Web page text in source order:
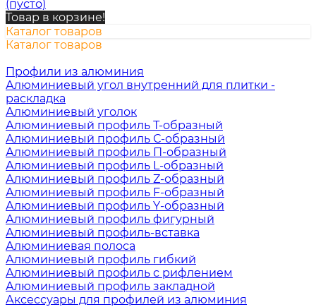
(пусто)
Товар в корзине!
Каталог товаров
Каталог товаров
Профили из алюминия
Алюминиевый угол внутренний для плитки -
раскладка
Алюминиевый уголок
Алюминиевый профиль Т-образный
Алюминиевый профиль С-образный
Алюминиевый профиль П-образный
Алюминиевый профиль L-образный
Алюминиевый профиль Z-образный
Алюминиевый профиль F-образный
Алюминиевый профиль Y-образный
Алюминиевый профиль фигурный
Алюминиевый профиль-вставка
Алюминиевая полоса
Алюминиевый профиль гибкий
Алюминиевый профиль с рифлением
Алюминиевый профиль закладной
Аксессуары для профилей из алюминия